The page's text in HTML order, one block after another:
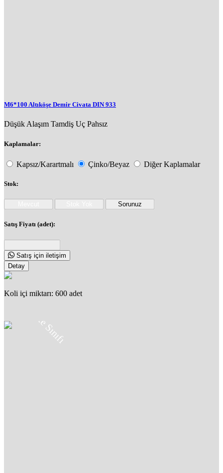
M6*100 Altıköşe Demir Civata DIN 933
Düşük Alaşım Tamdiş Uç Pahsız
Kaplamalar:
Kapsız/Karartmalı Çinko/Beyaz Diğer Kaplamalar
Stok:
Satış Fiyatı (adet):
Satış için iletişim
Detay
Koli içi miktarı: 600 adet
Kalite Sınıfı